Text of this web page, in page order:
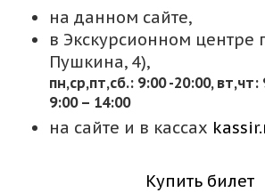
на данном сайте,
в Экскурсионном центре
Пушкина, 4),
пн,cр,пт,сб.: 9:00 -20:00, вт,чт:
9:00 – 14:00
на сайте и в кассах
Купить билет